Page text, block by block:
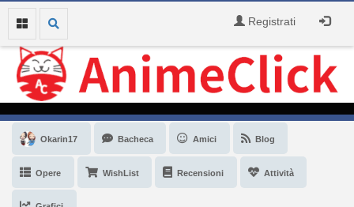
Registrati
Okarin17 Bacheca Amici Blog
Opere WishList Recensioni Attività